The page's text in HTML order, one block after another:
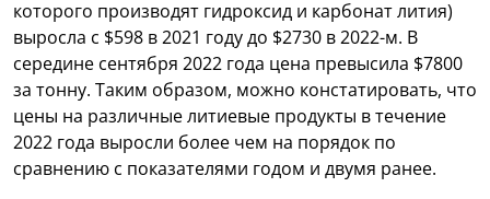
которого производят гидроксид и карбонат лития)
выросла с $598 в 2021 году до $2730 в 2022-м. В
середине сентября 2022 года цена превысила $7800
за тонну. Таким образом, можно констатировать, что
цены на различные литиевые продукты в течение
2022 года выросли более чем на порядок по
сравнению с показателями годом и двумя ранее.